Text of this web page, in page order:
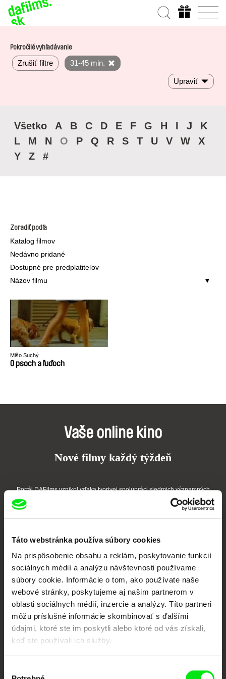
Táto webstránka používa súbory cookies
Na prispôsobenie obsahu a reklám, poskytovanie funkcií
sociálnych médií a analýzu návštevnosti používame
súbory cookie. Informácie o tom, ako používate naše
webové stránky, poskytujeme aj našim partnerom v
oblasti sociálnych médií, inzercie a analýzy. Títo partneri
môžu príslušné informácie skombinovať s ďalšími
údajmi, ktoré ste im poskytli alebo ktoré od vás získali,
keď ste používali ich služby.
Pokročilé vyhľadávanie
Zrušiť filtre 31-45 min.
Upraviť
Všetko A B C D E F G H I J
K
L
M N O P Q R S T U V W
X
Y
Z #
Zoradiť podľa
Katalog filmov
Nedávno pridané
Dostupné pre predplatiteľov
Názov filmu
Mišo Suchý
O psoch a ľuďoch
Vaše online kino
Nové filmy každý týždeň
Portál DAFilms vznikol vďaka tvorivej spolupráci siedmich významných
európskych festivalov dokumentárneho filmu združených pod Doc Alliance.
CPH:DOX Doclisboa
Millennium Docs
Against Gravity
DOK Leipzig